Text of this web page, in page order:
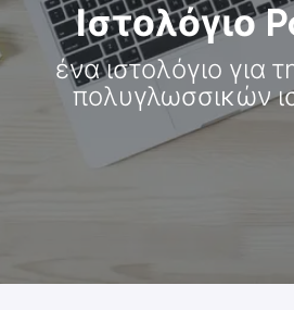
Ιστολόγιο
ένα ιστολόγιο για
πολυγλωσσικών